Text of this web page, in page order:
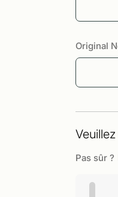
Original
Pas sûr ?